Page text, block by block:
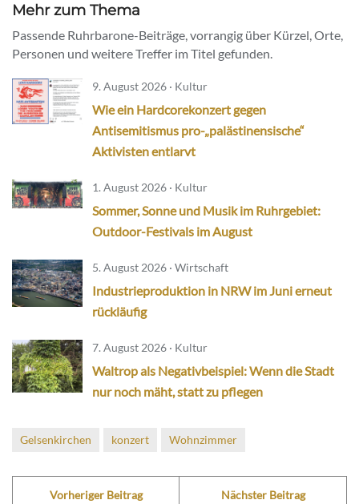
Mehr zum Thema
Passende Ruhrbarone-Beiträge, vorrangig über Kürzel, Orte,
Personen und weitere Treffer im Titel gefunden.
9. August 2026 · Kultur
Wie ein Hardcorekonzert gegen
Antisemitismus pro-„palästinensische“
Aktivisten entlarvt
1. August 2026 · Kultur
Sommer, Sonne und Musik im Ruhrgebiet:
Outdoor-Festivals im August
5. August 2026 · Wirtschaft
Industrieproduktion in NRW im Juni erneut
rückläufig
7. August 2026 · Kultur
Waltrop als Negativbeispiel: Wenn die Stadt
nur noch mäht, statt zu pflegen
Gelsenkirchen konzert Wohnzimmer
Vorheriger Beitrag Nächster Beitrag